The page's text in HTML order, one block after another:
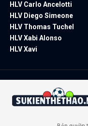
HLV Carlo Ancelotti
HLV Diego Simeone
HLV Thomas Tuchel
HLV Xabi Alonso
HLV Xavi